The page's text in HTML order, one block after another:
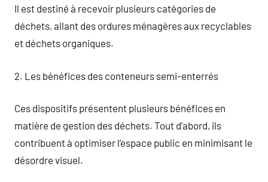
Il est destiné à recevoir plusieurs catégories de
déchets, allant des ordures ménagères aux recyclables
et déchets organiques.
2. Les bénéfices des conteneurs semi-enterrés
Ces dispositifs présentent plusieurs bénéfices en
matière de gestion des déchets. Tout d’abord, ils
contribuent à optimiser l’espace public en minimisant le
désordre visuel.